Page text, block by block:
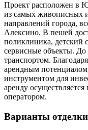
Проект расположен в
из самых живописных
направлений города,
Алексино. В пешей
поликлиника, детский
сервисные объекты.
транспортом.
арендным
инструментом для
аренду
оператором.
Варианты отделки